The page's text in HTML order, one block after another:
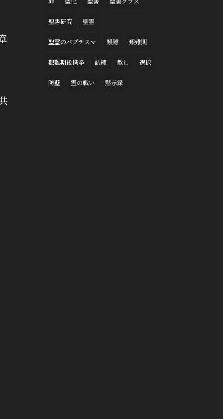
聖書研究 聖霊
聖霊のバプテスマ 艱難 艱難期
艱難期後携挙 試練 赦し 選択
防壁 霊の戦い 黙示録